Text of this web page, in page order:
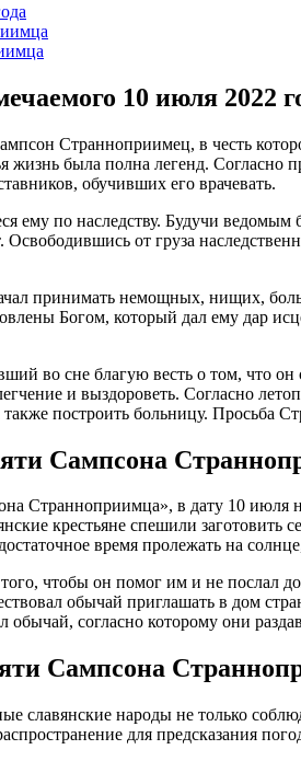
10 июля 2022
Странноприимец, в честь
была полна легенд. Согласно
обучивших его врачевать.
ему по наследству. Будучи
от груза
принимать немощных, нищих,
Богом, который дал ему дар
во сне благую весть о том, что
и выздороветь. Согласно
построить больницу. Просьба
Сампсона
в дату 10 июля
крестьяне спешили заготовить
время пролежать на
чтобы он помог им и не послал
обычай приглашать в дом
обычай, согласно которому они
Сампсона
славянские народы не только
для предсказания